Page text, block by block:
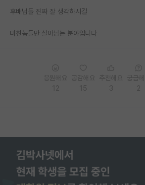
학부 인턴 게시판
취업 게시판
장학금/장학생 게시판
학술 정보 게시판
후배님들 진짜 잘 생각하시길
미친놈들만 살아남는 분야입니다